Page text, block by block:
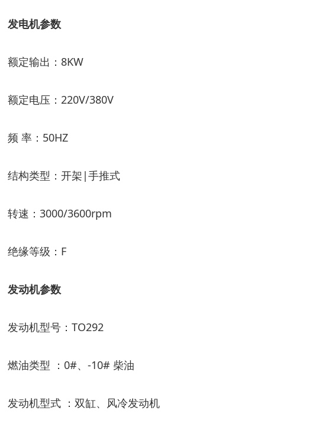
发电机参数
额定输出： 8KW
额定电压： 220V/380V
频 率： 50HZ
结构类型： 开架 |手推式
转速： 3000/3600rpm
绝缘等级： F
发动机参数
发动机型号： TO292
燃油类型 ： 0#、 -10# 柴油
发动机型式 ：双缸、风冷发动机